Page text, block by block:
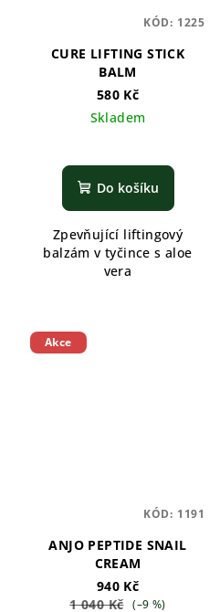
CURE LIFTING STICK
BALM
580 Kč
Skladem
Do košíku
Zpevňující liftingový
balzám v tyčince s aloe
vera
KÓD: 1225
Akce
ANJO PEPTIDE SNAIL
CREAM
940 Kč
1 040 Kč (–9 %)
KÓD: 1191